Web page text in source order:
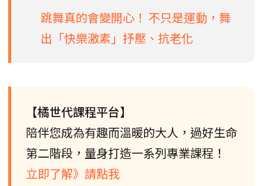
跳舞真的會變開心！ 不只是運動，舞
出「快樂激素」抒壓、抗老化
【橘世代課程平台】
陪伴您成為有趣而溫暖的大人，過好生命
第二階段，量身打造一系列專業課程！
立即了解》請點我